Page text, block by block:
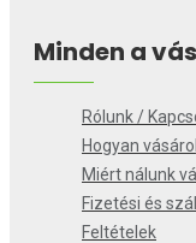
Minden a
Rólunk /
Hogyan
Miért nálunk
Fizetési és
Feltételek